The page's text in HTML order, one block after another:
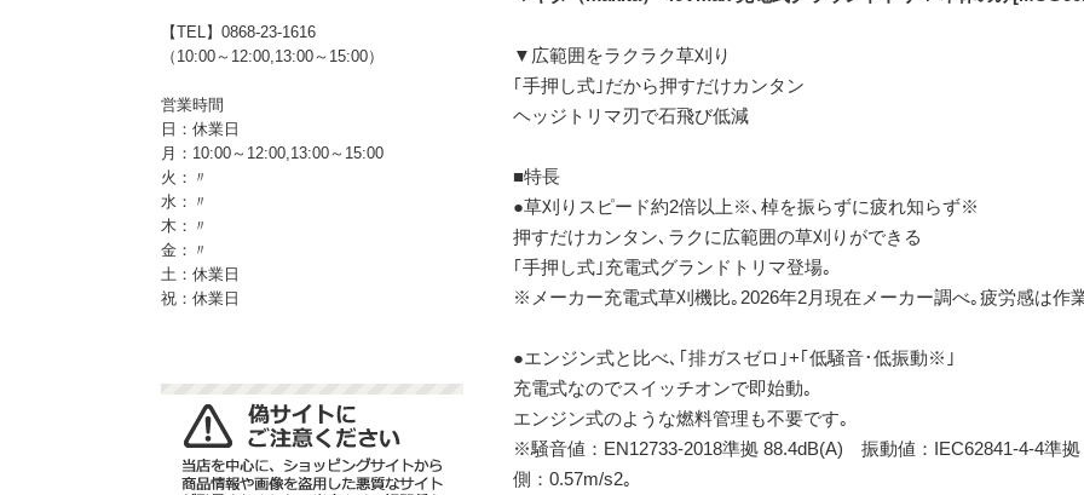
【TEL】0868-23-1616
（10:00～12:00,13:00～15:00）
営業時間
日：休業日
月：10:00～12:00,13:00～15:00
火：〃
水：〃
木：〃
金：〃
土：休業日
祝：休業日
▼広範囲をラクラク草刈り
｢手押し式｣だから押すだけカンタン
ヘッジトリマ刃で石飛び低減
■特長
●草刈りスピード約2倍以上※､棹を振らずに疲れ知らず※
押すだけカンタン､ラクに広範囲の草刈りができる
｢手押し式｣充電式グランドトリマ登場｡
※メーカー充電式草刈機比｡2026年2月現在メーカー調べ｡疲労感は作
●エンジン式と比べ､｢排ガスゼロ｣+｢低騒音･低振動※｣
充電式なのでスイッチオンで即始動｡
エンジン式のような燃料管理も不要です｡
※騒音値：EN12733-2018準拠 88.4dB(A) 振動値：IEC62841-4-4準
側：0.57m/s2｡